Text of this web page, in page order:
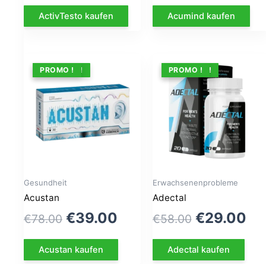
initial
ActivTesto kaufen
initial
Acumind kaufen
ANGEBOT !
PROMO !
Gesundheit
Acustan
€78.00 Le
prix
initial
€39.00
prix
Acustan kaufen
ANGEBOT !
PROMO !
Erwachsenenprobleme
Adectal
€58.00 Le
prix
initial
€29.00Le
Adectal kaufen